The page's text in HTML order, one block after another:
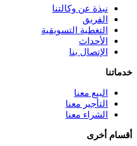
نبذة عن وكالتنا
الفريق
التغطية التسويقية
الأحداث
الإتصال بنا
خدماتنا
البيع معنا
التأجير معنا
الشراء معنا
أقسام أخرى